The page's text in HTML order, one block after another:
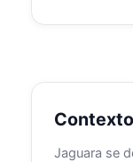
Jaguara se